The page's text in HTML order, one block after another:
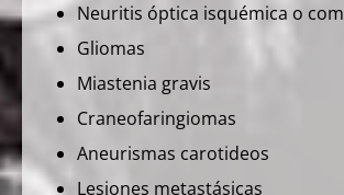
Neuritis óptica isquémica o
Gliomas
Miastenia gravis
Craneofaringiomas
Aneurismas carotideos
Lesiones metastásicas